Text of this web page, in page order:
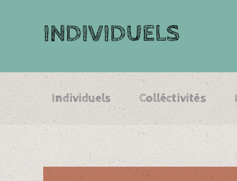
INDIVIDUELS
Individuels Colléctivités